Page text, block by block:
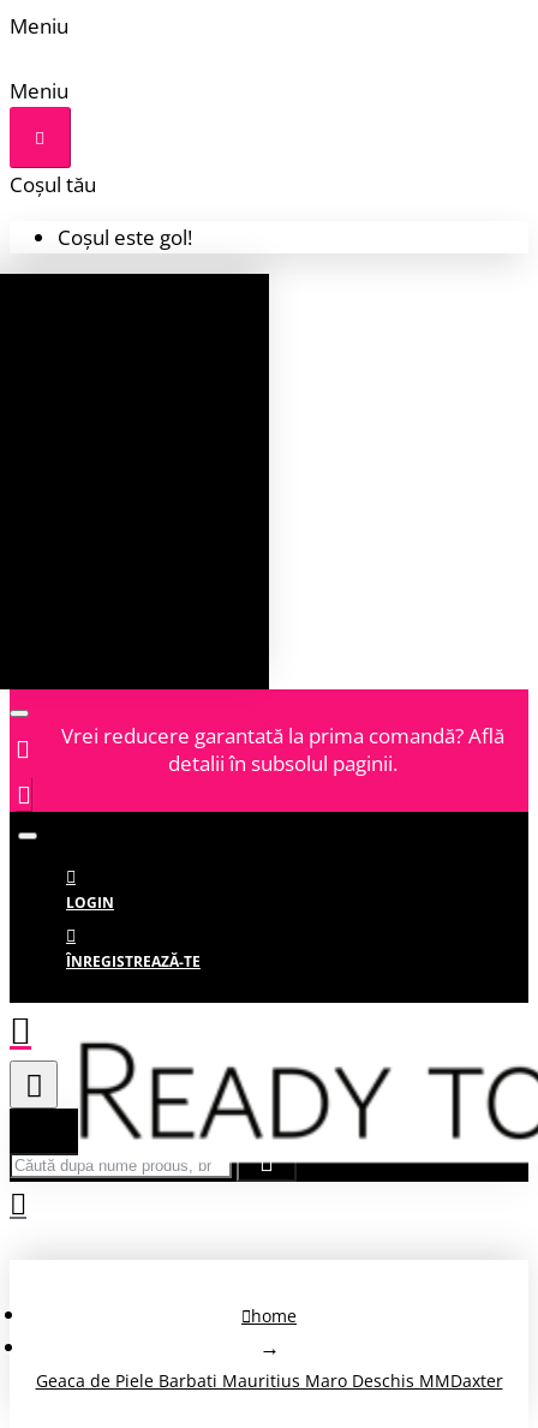
Meniu
Meniu
Coșul tău
Coșul este gol!
Vrei reducere garantată la prima comandă? Află
detalii în subsolul paginii.
LOGIN
ÎNREGISTREAZĂ-TE
Căută după nume produs, brand...
home
Geaca de Piele Barbati Mauritius Maro Deschis MMDaxter